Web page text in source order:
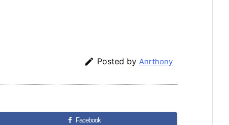
 Posted by Anrthony
Facebook